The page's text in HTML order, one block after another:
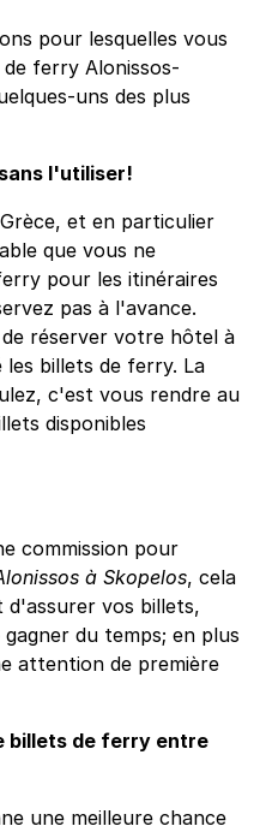
pour lesquelles vous
ferry Alonissos-
uns des plus
l'utiliser!
et en particulier
que vous ne
pour les itinéraires
pas à l'avance.
réserver votre hôtel à
les billets de ferry. La
c'est vous rendre au
disponibles
commission pour
à Skopelos, cela
d'assurer vos billets,
du temps; en plus
attention de première
billets de ferry entre
une meilleure chance